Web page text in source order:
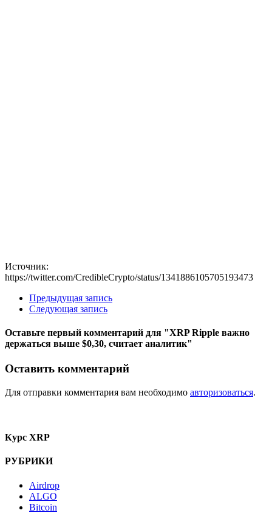
Источник:
https://twitter.com/CredibleCrypto/status/1341886105705193473
Предыдущая запись
Следующая запись
Оставьте первый комментарий для "XRP Ripple важно
держаться выше $0,30, считает аналитик"
Оставить комментарий
Для отправки комментария вам необходимо авторизоваться.
Курс XRP
РУБРИКИ
Airdrop
ALGO
Bitcoin